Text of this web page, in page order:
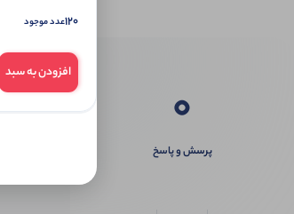
0
پرسش و پاسخ
120عدد موجود
افزودن به سبد